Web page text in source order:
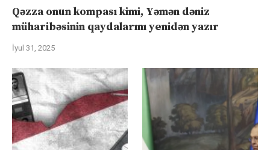
Qəzza onun kompası kimi, Yəmən dəniz
müharibəsinin qaydalarını yenidən yazır
İyul 31, 2025